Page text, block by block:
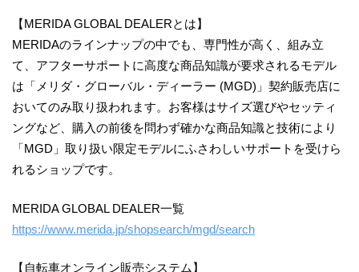
【MERIDA GLOBAL DEALERとは】
MERIDAのラインナップの中でも、専門性が高く、組み立
て、アフターサポートに高度な商品知識が要求されるモデル
は「メリダ・グローバル・ディーラー (MGD)」契約販売店に
おいてのみ取り扱われます。お客様はサイズ選びやセッティ
ングなど、購入の前後を問わず確かな商品知識と技術により
「MGD」取り扱い限定モデルにふさわしいサポートを受けら
れるショップです。
MERIDA GLOBAL DEALER一覧
https://www.merida.jp/shopsearch/mgd/search
【自転車オンライン販売システム】